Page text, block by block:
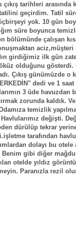
tarihleri arasında
geçirdim. Tatil
yok. 10 gün
süre boyunca
bölümünde çalışan
aciz,müşteri
girdiğimiz ilk gün
olduğunu gösterdi.
Çıkış günümüzde o
dedi ve 1
3 üde havuzdan
zorunda kaldık.
temizlik
değişti.
dürülüp tekrar
tarafından
dolayı bu otele
Benim gibi diğer
otelde yıldız
Paranızla rezil